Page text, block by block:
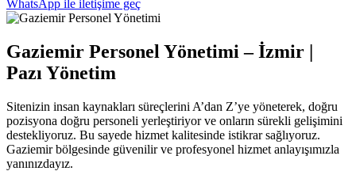
WhatsApp ile iletişime geç
Gaziemir Personel Yönetimi – İzmir |
Pazı Yönetim
Sitenizin insan kaynakları süreçlerini A’dan Z’ye yöneterek, doğru
pozisyona doğru personeli yerleştiriyor ve onların sürekli gelişimini
destekliyoruz. Bu sayede hizmet kalitesinde istikrar sağlıyoruz.
Gaziemir bölgesinde güvenilir ve profesyonel hizmet anlayışımızla
yanınızdayız.